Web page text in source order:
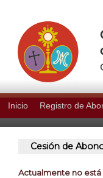
Inicio Registro de
Cesión de
Actualmente no